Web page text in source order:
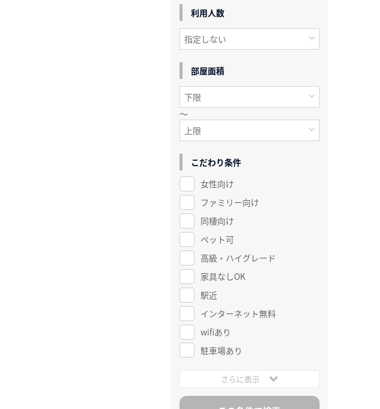
利用人数
部屋面積
～
こだわり条件
女性向け
ファミリー向け
同棲向け
ペット可
高級・ハイグレード
家具なしOK
駅近
インターネット無料
wifiあり
駐車場あり
さらに表示